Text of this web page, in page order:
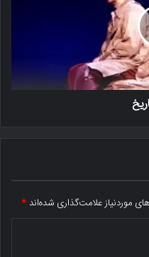
موردنیاز علامت‌گذاری شده‌اند*